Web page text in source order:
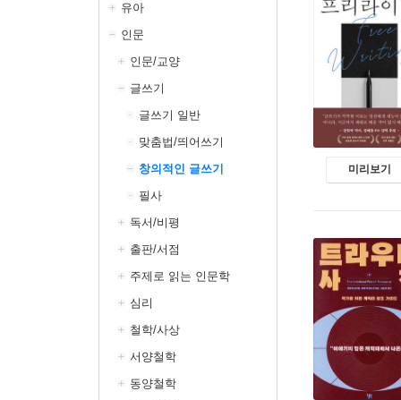
유아
인문
인문/교양
글쓰기
글쓰기 일반
맞춤법/띄어쓰기
창의적인 글쓰기
필사
독서/비평
출판/서점
주제로 읽는 인문학
심리
철학/사상
서양철학
동양철학
미리보기